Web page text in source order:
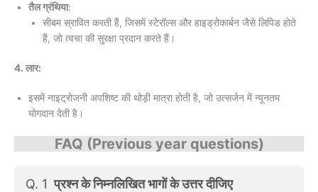
तैल ग्रंथिया:
सीबम स्रावित करती हैं, जिसमें स्टेरॉल्स और हाइड्रोकार्बन जैसे लिपिड होते
हैं, जो त्वचा की सुरक्षा प्रदान करते हैं।
4. लार:
इसमें नाइट्रोजनी अपशिष्ट की थोड़ी मात्रा होती है, जो उत्सर्जन में न्यूनतम
योगदान देती है।
FAQ (Previous year questions)
Q. 1 प्रश्न के निम्नलिखित भागों के उत्तर दीजिए